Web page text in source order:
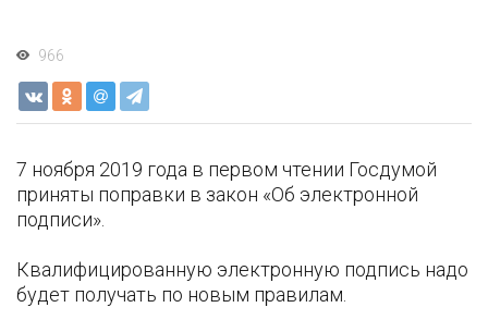
966
7 ноября 2019 года в первом чтении Госдумой
приняты поправки в закон «Об электронной
подписи».
Квалифицированную электронную подпись надо
будет получать по новым правилам.